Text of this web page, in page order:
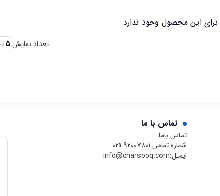
این محصول وجود ندارد.
تعداد نمایش 5
تماس با ما
تماس باما
شماره تماس:021-92007801
ایمیل:info@charsooq.com